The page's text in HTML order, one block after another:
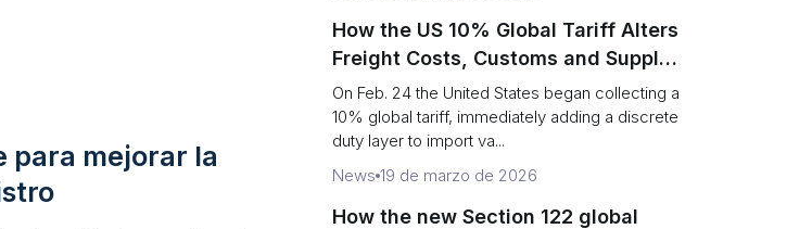
para mejorar la
How the US 10% Global Tariff Alters
Freight Costs, Customs and Supply
Chains
On Feb. 24 the United States began collecting a
10% global tariff, immediately adding a discrete
duty layer to import va...
News 19 de marzo de 2026
How the new Section 122 global